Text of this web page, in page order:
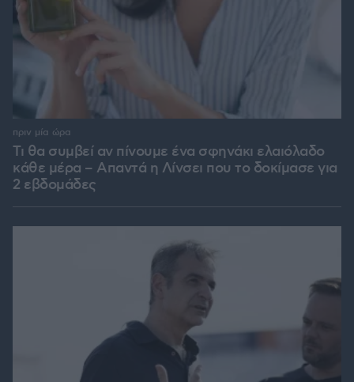
Τι θα συμβεί αν πίνουμε ένα σφηνάκι ελαιόλαδο
κάθε μέρα – Απαντά η Λίνσει που το δοκίμασε για
2 εβδομάδες
πριν μία ώρα